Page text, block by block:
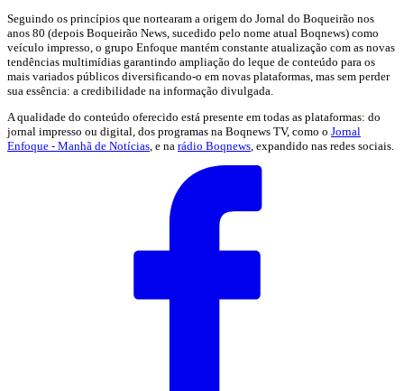
Seguindo os princípios que nortearam a origem do Jornal do Boqueirão nos
anos 80 (depois Boqueirão News, sucedido pelo nome atual Boqnews) como
veículo impresso, o grupo Enfoque mantém constante atualização com as novas
tendências multimídias garantindo ampliação do leque de conteúdo para os
mais variados públicos diversificando-o em novas plataformas, mas sem perder
sua essência: a credibilidade na informação divulgada.
A qualidade do conteúdo oferecido está presente em todas as plataformas: do
jornal impresso ou digital, dos programas na Boqnews TV, como o Jornal
Enfoque - Manhã de Notícias , e na rádio Boqnews , expandido nas redes sociais.